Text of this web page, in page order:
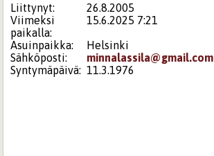
Liittynyt:
26.8.2005
Viimeksi
paikalla:
15.6.2025 7:21
Asuinpaikka:
Helsinki
Sähköposti:
minnalassila@gmail.com
Syntymäpäivä: 11.3.1976